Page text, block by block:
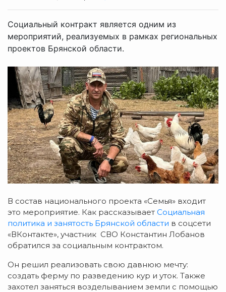
Социальный контракт является одним из
мероприятий, реализуемых в рамках региональных
проектов Брянской области.
В состав национального проекта «Семья» входит
это мероприятие. Как рассказывает Социальная
политика и занятость Брянской области в соцсети
«ВКонтакте», участник СВО Константин Лобанов
обратился за социальным контрактом.
Он решил реализовать свою давнюю мечту:
создать ферму по разведению кур и уток. Также
захотел заняться возделыванием земли с помощью